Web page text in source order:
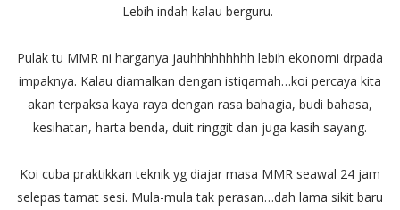
Lebih indah kalau berguru.
Pulak tu MMR ni harganya jauhhhhhhhhh lebih ekonomi drpada
impaknya. Kalau diamalkan dengan istiqamah…koi percaya kita
akan terpaksa kaya raya dengan rasa bahagia, budi bahasa,
kesihatan, harta benda, duit ringgit dan juga kasih sayang.
Koi cuba praktikkan teknik yg diajar masa MMR seawal 24 jam
selepas tamat sesi. Mula-mula tak perasan…dah lama sikit baru